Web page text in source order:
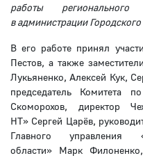
работы
в администрации
В его работе принял
Пестов, а также
Лукьяненко, Алексей Кук,
председатель Комитета
Скоморохов, директор
НТ» Сергей Царёв,
Главного управления
области» Марк Филоненко,